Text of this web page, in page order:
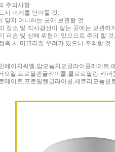
주의사항
시 마개를 닫아둘 것.
닿지 아니하는 곳에 보관할 것.
장소 및 직사광선이 닿는 곳에는 보관하
파손 및 상해 위험이 있으므로 주의 할 것.
촉 시 미끄러질 우려가 있으니 주의할 것.
에이치씨엘,암모늄치오글라이콜레이트
오일,프로필렌글라이콜,클로로필린-카
메이트,프로필렌글라이콜,세트리모늄